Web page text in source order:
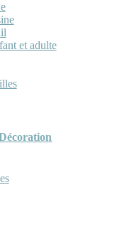
et adulte